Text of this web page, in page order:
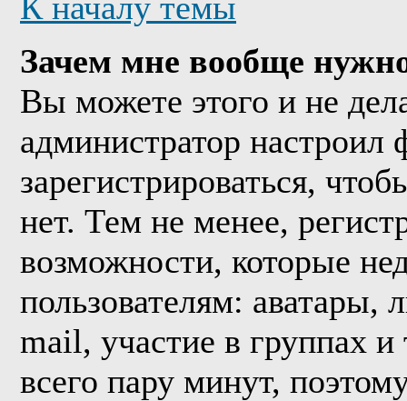
Зачем мне вообще
Вы можете этого и не
администратор
зарегистрироваться,
нет. Тем не менее,
возможности, которые
пользователям: аватары,
mail, участие в группах и
всего пару минут,